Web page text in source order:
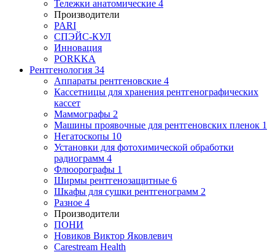
Тележки анатомические 4
Производители
PARI
СПЭЙС-КУЛ
Инновация
PORKKA
Рентгенология 34
Аппараты рентгеновские 4
Кассетницы для хранения рентгенографических
кассет
Маммографы 2
Машины проявочные для рентгеновских пленок 1
Негатоскопы 10
Установки для фотохимической обработки
радиограмм 4
Флюорографы 1
Ширмы рентгенозащитные 6
Шкафы для сушки рентгенограмм 2
Разное 4
Производители
ПОНИ
Новиков Виктор Яковлевич
Carestream Health